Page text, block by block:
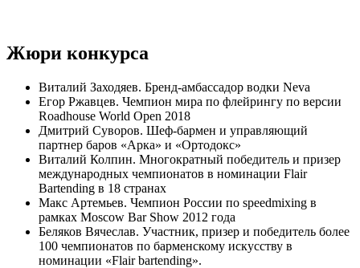
Жюри конкурса
Виталий Заходяев. Бренд-амбассадор водки Neva
Егор Ржавцев. Чемпион мира по флейрингу по версии
Roadhouse World Open 2018
Дмитрий Суворов. Шеф-бармен и управляющий
партнер баров «Арка» и «Ортодокс»
Виталий Колпин. Многократный победитель и призер
международных чемпионатов в номинации Flair
Bartending в 18 странах
Макс Артемьев. Чемпион России по speedmixing в
рамках Moscow Bar Show 2012 года
Беляков Вячеслав. Участник, призер и победитель более
100 чемпионатов по барменскому искусству в
номинации «Flair bartending».